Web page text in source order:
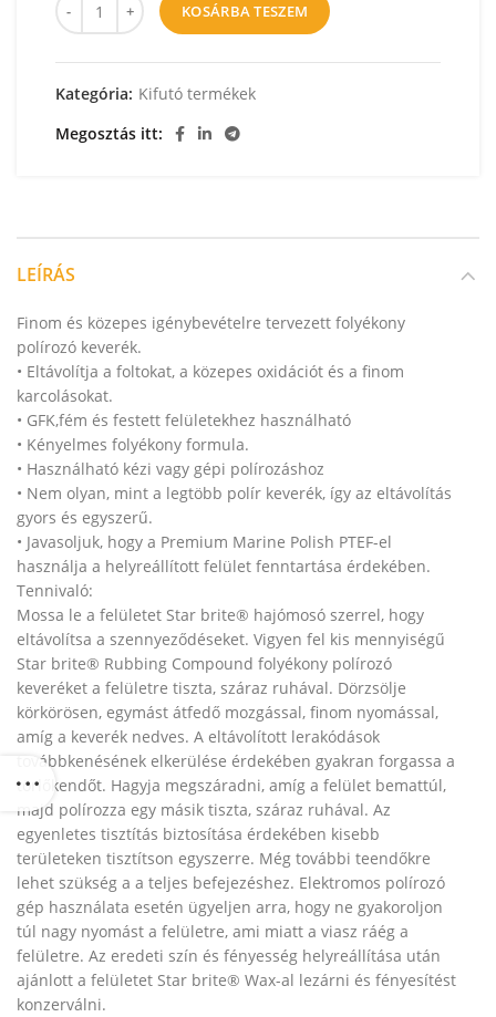
KOSÁRBA TESZEM
Kategória: Kifutó termékek
Megosztás itt
LEÍRÁS
Finom és közepes igénybevételre tervezett folyékony
polírozó keverék.
• Eltávolítja a foltokat, a közepes oxidációt és a finom
karcolásokat.
• GFK,fém és festett felületekhez használható
• Kényelmes folyékony formula.
• Használható kézi vagy gépi polírozáshoz
• Nem olyan, mint a legtöbb polír keverék, így az eltávolítás
gyors és egyszerű.
• Javasoljuk, hogy a Premium Marine Polish PTEF-el
használja a helyreállított felület fenntartása érdekében.
Tennivaló:
Mossa le a felületet Star brite® hajómosó szerrel, hogy
eltávolítsa a szennyeződéseket. Vigyen fel kis mennyiségű
Star brite® Rubbing Compound folyékony polírozó
keveréket a felületre tiszta, száraz ruhával. Dörzsölje
körkörösen, egymást átfedő mozgással, finom nyomással,
amíg a keverék nedves. A eltávolított lerakódások
továbbkenésének elkerülése érdekében gyakran forgassa a
törlőkendőt. Hagyja megszáradni, amíg a felület bemattúl,
majd polírozza egy másik tiszta, száraz ruhával. Az
egyenletes tisztítás biztosítása érdekében kisebb
területeken tisztítson egyszerre. Még további teendőkre
lehet szükség a a teljes befejezéshez. Elektromos polírozó
gép használata esetén ügyeljen arra, hogy ne gyakoroljon
túl nagy nyomást a felületre, ami miatt a viasz ráég a
felületre. Az eredeti szín és fényesség helyreállítása után
ajánlott a felületet Star brite® Wax-al lezárni és fényesítést
konzerválni.